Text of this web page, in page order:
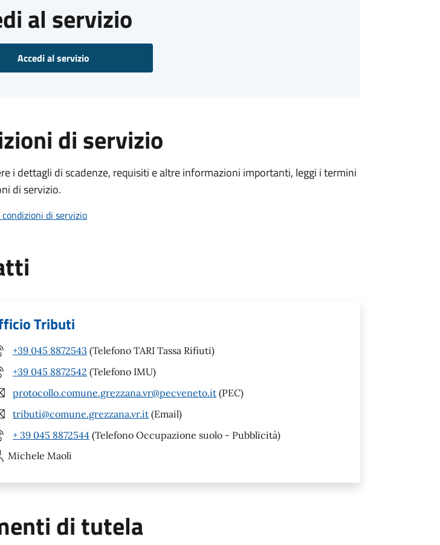
al servizio
Accedi al servizio
di servizio
i dettagli di scadenze, requisiti e altre informazioni importanti, leggi i termini
di servizio.
di servizio
Tributi
+39 045 8872543 (Telefono TARI Tassa Rifiuti)
+39 045 8872542 (Telefono IMU)
protocollo.comune.grezzana.vr@pecveneto.it (PEC)
tributi@comune.grezzana.vr.it (Email)
+ 39 045 8872544 (Telefono Occupazione suolo - Pubblicità)
Michele Maoli
di tutela